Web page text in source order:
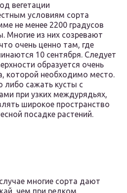
вегетации
условиям сорта
не менее 2200 градусов
Многие из них созревают
очень ценно там, где
10 сентября. Следует
образуется очень
которой необходимо место.
либо сажать кусты с
при узких междурядьях,
широкое пространство
посадке растений.
многие сорта дают
чем при редком